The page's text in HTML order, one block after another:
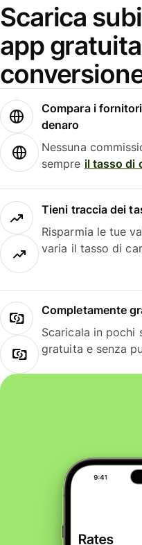
Scarica
app
Compara i
denaro
Nessuna
sempre il tasso di
Tieni traccia dei
Risparmia le tue
varia il tasso di
Completamente
Scaricala in pochi
gratuita e senza